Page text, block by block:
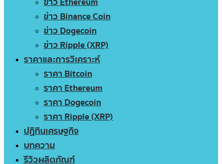
ข่าว Binance Coin
ข่าว Dogecoin
ข่าว Ripple (XRP)
ราคาและการวิเคราะห์
ราคา Bitcoin
ราคา Ethereum
ราคา Dogecoin
ราคา Ripple (XRP)
ปฏิทินเศรษฐกิจ
บทความ
รีวิวผลิตภัณฑ์